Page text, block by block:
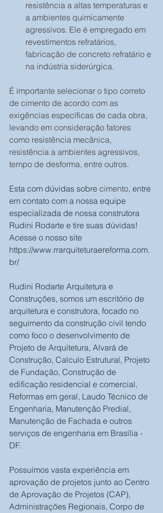
resistência a altas temperaturas e
a ambientes quimicamente
agressivos. Ele é empregado em
revestimentos refratários,
fabricação de concreto refratário e
na indústria siderúrgica.
É importante selecionar o tipo correto
de cimento de acordo com as
exigências específicas de cada obra,
levando em consideração fatores
como resistência mecânica,
resistência a ambientes agressivos,
tempo de desforma, entre outros.
Esta com dúvidas sobre cimento, entre
em contato com a nossa equipe
especializada de nossa construtora
Rudini Rodarte e tire suas dúvidas!
Acesse o nosso site
https://www.rrarquiteturaereforma.com.
br/
Rudini Rodarte Arquitetura e
Construções, somos um escritório de
arquitetura e construtora, focado no
seguimento da construção civil tendo
como foco o desenvolvimento de
Projeto de Arquitetura, Alvará de
Construção, Calculo Estrutural, Projeto
de Fundação, Construção de
edificação residencial e comercial,
Reformas em geral, Laudo Técnico de
Engenharia, Manutenção Predial,
Manutenção de Fachada e outros
serviços de engenharia em Brasília -
DF.
Possuímos vasta experiência em
aprovação de projetos junto ao Centro
de Aprovação de Projetos (CAP),
Administrações Regionais, Corpo de